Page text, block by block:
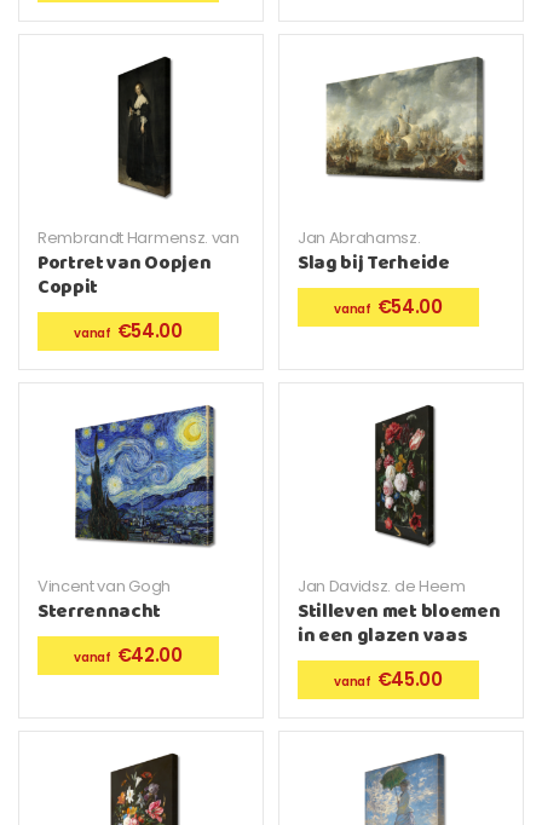
Rembrandt Harmensz. van
Rijn
Portret van Oopjen
Coppit
€54.00
Jan Abrahamsz.
Beerstraten
Slag bij Terheide
€54.00
Vincent van Gogh
Sterrennacht
€42.00
Jan Davidsz. de Heem
Stilleven met bloemen
in een glazen vaas
€45.00